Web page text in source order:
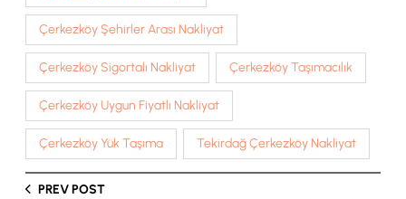
Çerkezköy Şehirler Arası Nakliyat
Çerkezköy Sigortalı Nakliyat Çerkezköy Taşımacılık
Çerkezköy Uygun Fiyatlı Nakliyat
Çerkezköy Yük Taşıma Tekirdağ Çerkezköy Nakliyat
PREV POST